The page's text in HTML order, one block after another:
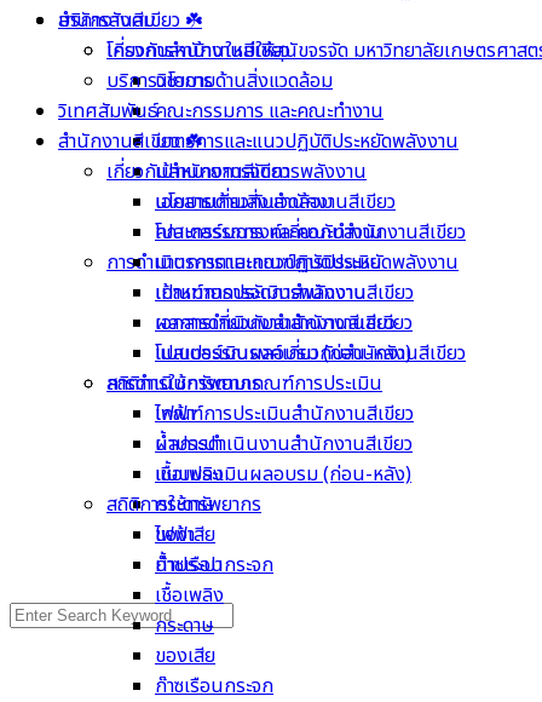
บริการสังคม
โครงการหาบ้านใหม่ให้สุนัขจรจัด มหาวิทยาลัยเกษตรศาส
บริการวิชาการ
วิเทศสัมพันธ์
สำนักงานสีเขียว ☘️
เกี่ยวกับสำนักงานสีเขียว
นโยบายด้านสิ่งแวดล้อม
คณะกรรมการ และคณะทำงาน
มาตรการและแนวปฏิบัติประหยัดพลังงาน
เป้าหมายการจัดการพลังงาน
เอกสารเกี่ยวกับสำนักงานสีเขียว
โปสเตอร์รณรงค์เกี่ยวกับสำนักงานสีเขียว
การดำเนินการตามเกณฑ์การประเมิน
เกณฑ์การประเมินสำนักงานสีเขียว
ผลการดำเนินงานสำนักงานสีเขียว
แบบประเมินผลอบรม (ก่อน-หลัง)
สถิติการใช้ทรัพยากร
ไฟฟ้า
น้ำประปา
เชื้อเพลิง
กระดาษ
ของเสีย
ก๊าซเรือนกระจก
สำนักงานสีเขียว ☘️
เกี่ยวกับสำนักงานสีเขียว
นโยบายด้านสิ่งแวดล้อม
คณะกรรมการ และคณะทำงาน
มาตรการและแนวปฏิบัติประหยัดพลังงาน
เป้าหมายการจัดการพลังงาน
เอกสารเกี่ยวกับสำนักงานสีเขียว
โปสเตอร์รณรงค์เกี่ยวกับสำนักงานสีเขียว
การดำเนินการตามเกณฑ์การประเมิน
เกณฑ์การประเมินสำนักงานสีเขียว
ผลการดำเนินงานสำนักงานสีเขียว
แบบประเมินผลอบรม (ก่อน-หลัง)
สถิติการใช้ทรัพยากร
ไฟฟ้า
น้ำประปา
เชื้อเพลิง
กระดาษ
ของเสีย
ก๊าซเรือนกระจก
Search